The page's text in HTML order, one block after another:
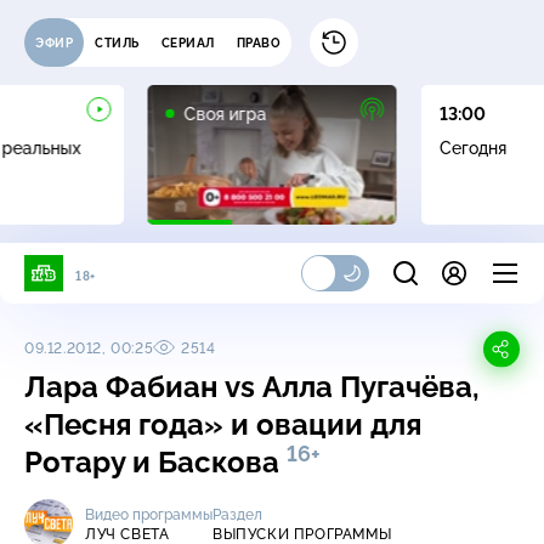
ЭФИР СТИЛЬ СЕРИАЛ ПРАВО
Своя игра
0+
13:00
Сегодня
18+
09.12.2012, 00:25 2514
Лара Фабиан vs Алла Пугачёва,
«Песня года» и овации для
Ротару и Баскова 16+
Видео программы
ЛУЧ CВЕТА
Раздел
ВЫПУСКИ ПРОГРАММЫ